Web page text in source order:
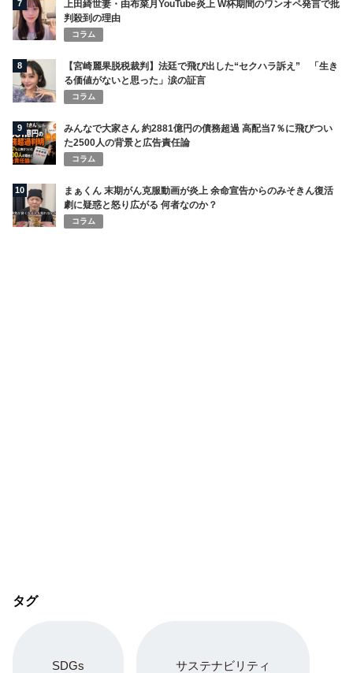
7
上田綺世妻・由布菜月YouTube炎上 W杯期間のワンオペ発言で批
判殺到の理由
コラム
8
【宮崎麗果脱税裁判】法廷で飛び出した“セクハラ訴え” 「生き
る価値がないと思った」涙の証言
コラム
9
みんなで大家さん 約2881億円の債務超過 高配当7％に飛びつい
た2500人の背景と広告責任論
コラム
10
まぁくん 末期がん克服動画が炎上 余命宣告からのみそきん復活
劇に疑惑と怒り広がる 何者なのか？
コラム
タグ
SDGs サステナビリティ